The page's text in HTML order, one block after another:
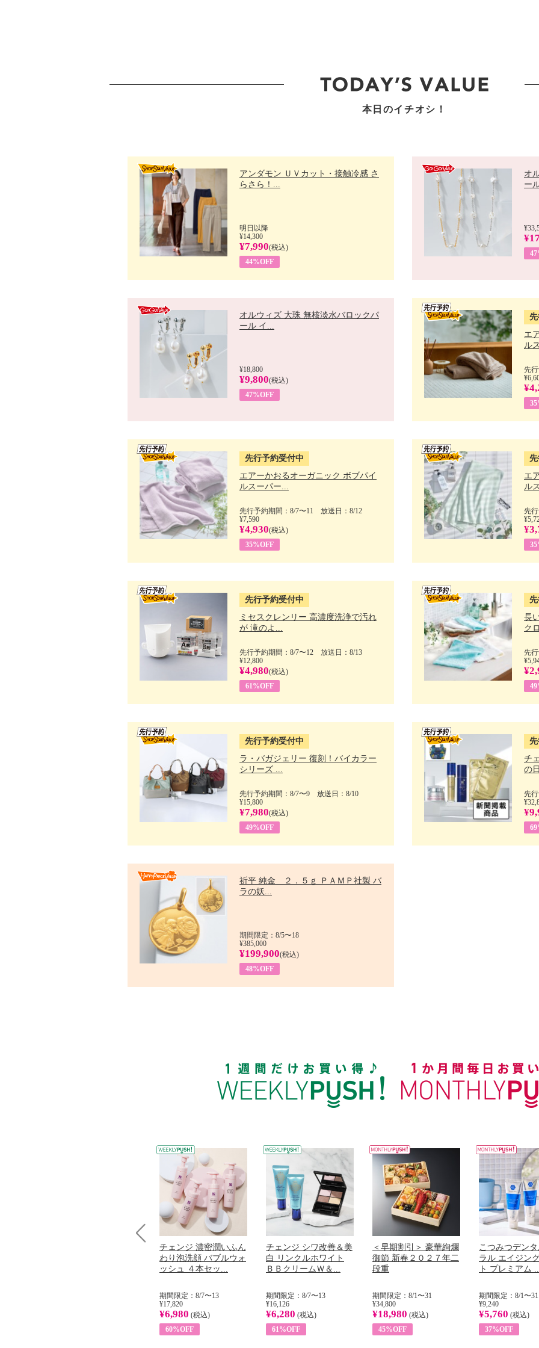
本日のイチオシ！
アンダモン ＵＶカット・接触冷感 さ
らさら！...
明日以降
¥14,300
¥7,990(税込)
44%OFF
オ
ー
オルウィズ 大珠 無核淡水バロックパ
ール イ...
¥18,800
¥9,800(税込)
47%OFF
エ
ル
先
先行予約受付中
エアーかおるオーガニック ボブパイ
ルスーパー...
先行予約期間：8/7〜11 放送日：8/12
¥7,590
¥4,930(税込)
35%OFF
エ
ル
先
先行予約受付中
ミセスクレンリー 高濃度洗浄で汚れ
が 滝のよ...
先行予約期間：8/7〜12 放送日：8/13
¥12,800
¥4,980(税込)
61%OFF
長
ク
先
先行予約受付中
ラ・バガジェリー 復刻！バイカラー
シリーズ ...
先行予約期間：8/7〜9 放送日：8/10
¥15,800
¥7,980(税込)
49%OFF
チ
の
先
祈平 純金 ２．５ｇ ＰＡＭＰ社製 バ
ラの妖...
期間限定：8/5〜18
¥385,000
¥199,900(税込)
48%OFF
チェンジ 濃密潤いふん
わり泡洗顔 バブルウォ
ッシュ ４本セッ...
期間限定：8/7〜13
¥17,820
¥6,980 (税込)
60%OFF
チェンジ シワ改善＆美
白 リンクルホワイト
ＢＢクリームＷ＆...
期間限定：8/7〜13
¥16,126
¥6,280 (税込)
61%OFF
＜早期割引＞ 豪華絢爛
御節 新春２０２７年二
段重
期間限定：8/1〜31
¥34,800
¥18,980 (税込)
45%OFF
こつみつデン
ラル エイジン
ト プレミアム
期間限定：8/1〜31
¥9,240
¥5,760 (税込)
37%OFF